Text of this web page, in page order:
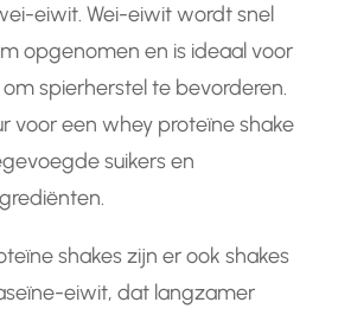
eiwit. Wei-eiwit wordt snel
opgenomen en is ideaal voor
spierherstel te bevorderen.
voor een whey proteïne shake
suikers en
shakes zijn er ook shakes
eiwit, dat langzamer